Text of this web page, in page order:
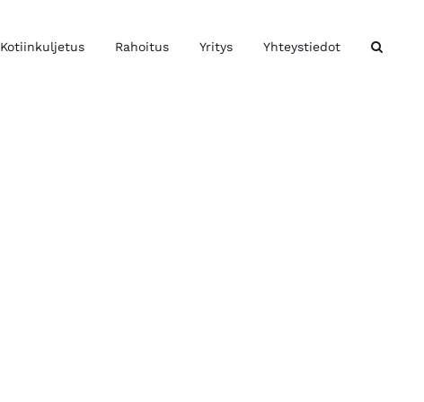
Kotiinkuljetus Rahoitus Yritys Yhteystiedot